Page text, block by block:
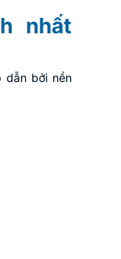
nhất
dẫn bởi nền